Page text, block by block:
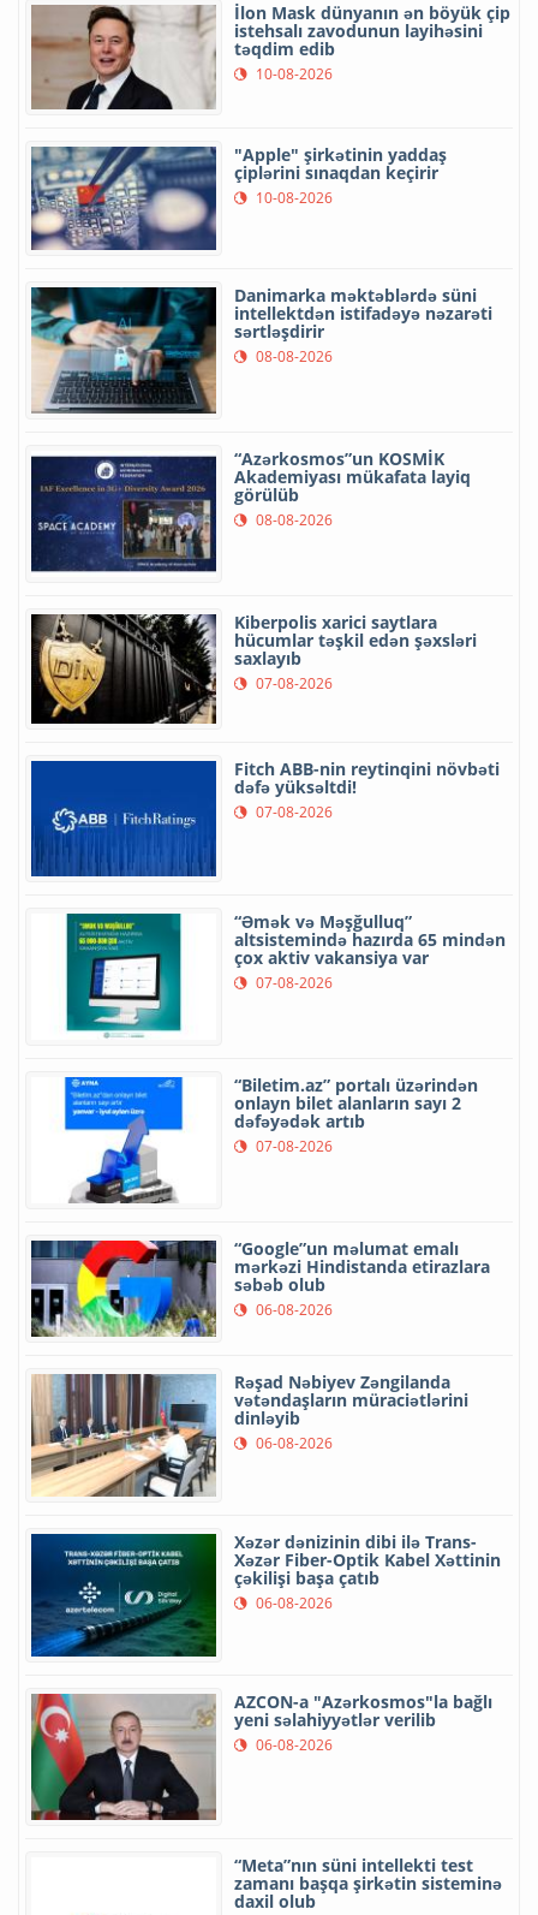
İlon Mask dünyanın ən böyük çip
istehsalı zavodunun layihəsini
təqdim edib
10-08-2026
"Apple" şirkətinin yaddaş
çiplərini sınaqdan keçirir
10-08-2026
Danimarka məktəblərdə süni
intellektdən istifadəyə nəzarəti
sərtləşdirir
08-08-2026
“Azərkosmos”un KOSMİK
Akademiyası mükafata layiq
görülüb
08-08-2026
Kiberpolis xarici saytlara
hücumlar təşkil edən şəxsləri
saxlayıb
07-08-2026
Fitch ABB-nin reytinqini növbəti
dəfə yüksəltdi!
07-08-2026
“Əmək və Məşğulluq”
altsistemində hazırda 65 mindən
çox aktiv vakansiya var
07-08-2026
“Biletim.az” portalı üzərindən
onlayn bilet alanların sayı 2
dəfəyədək artıb
07-08-2026
“Google”un məlumat emalı
mərkəzi Hindistanda etirazlara
səbəb olub
06-08-2026
Rəşad Nəbiyev Zəngilanda
vətəndaşların müraciətlərini
dinləyib
06-08-2026
Xəzər dənizinin dibi ilə Trans-
Xəzər Fiber-Optik Kabel Xəttinin
çəkilişi başa çatıb
06-08-2026
AZCON-a "Azərkosmos"la bağlı
yeni səlahiyyətlər verilib
06-08-2026
“Meta”nın süni intellekti test
zamanı başqa şirkətin sisteminə
daxil olub